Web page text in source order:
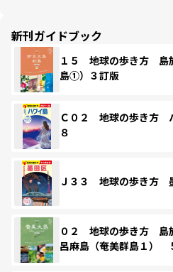
新刊ガイドブック
１５ 地球の歩き方
島①）３訂版
Ｃ０２ 地球の歩き方
８
Ｊ３３ 地球の歩き方
０２ 地球の歩き方
呂麻島（奄美群島１）